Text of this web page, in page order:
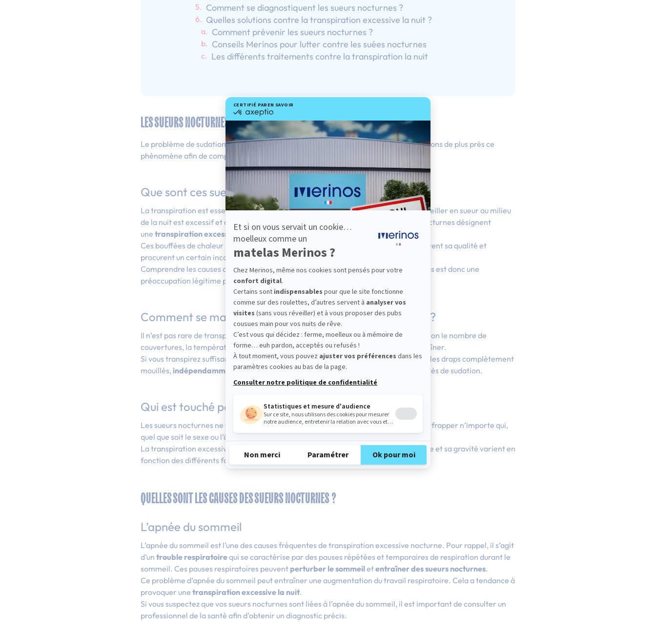
Comment se diagnostiquent les sueurs nocturnes ?
Quelles solutions contre la transpiration excessive la nuit ?
Comment prévenir les sueurs nocturnes ?
Conseils Merinos pour lutter contre les suées nocturnes
Les différents traitements contre la transpiration la nuit
LES SUEURS NOCTURNES : EXPLICATIONS
Le problème de sudation nocturne est beaucoup plus répandu qu’il n’y paraît. Regardons de plus près ce
phénomène afin de comprendre ce que sont ces sueurs.
Que sont ces sueurs nocturnes ?
La transpiration est essentielle pourréguler la température corporelle. Mais se réveiller en sueur au milieu
de la nuit est excessif et dépasse le cadre de la fonction de régulation. Les sueurs nocturnes désignent
une transpiration excessive
qui va au-delà des besoins du dormeur.
Ces bouffées de chaleur interviennent de façon épisodique durant le sommeil, affectent sa qualité et
procurent un certain inconfort.
Comprendre les causes des sueurs nocturnes et rechercher des solutions appropriées est donc une
préoccupation légitime pour beaucoup.
Comment se manifeste la transpiration excessive la nuit ?
Il n’est pas rare de transpirer la nuit. Nous pouvons transpirer un peu ou beaucoup, selon le nombre de
couvertures, la température de la pièce ou même ce que nous avons mangé pour le dîner.
Si vous transpirez suffisamment pour vous réveiller régulièrement avec le pyjama et les draps complètement
mouillés, indépendamment des conditions environnementales , on parle alors d’excès de sudation.
Qui est touché par les sueurs nocturnes ?
Les sueurs nocturnes ne font malheureusement pas de discrimination. Elles peuvent frapper n’importe qui,
quel que soit le sexe ou l’âge de la personne.
La transpiration excessive la nuit peut donc toucher tout le monde, mais sa fréquence et sa gravité varient en
fonction des différents facteurs.
QUELLES SONT LES CAUSES DES SUEURS NOCTURNES ?
L’apnée du sommeil
L’apnée du sommeil est l’une des causes fréquentes de transpiration excessive nocturne. Pour rappel, il s’agit
d’un trouble respiratoirequi se caractérise par des pauses répétées et temporaires de respiration durant le
sommeil. Ces pauses respiratoires peuvent perturber le sommeiletentraîner des sueurs nocturnes.
Ce problème d’apnée du sommeil peut entraîner une augmentation du travail respiratoire. Cela a tendance à
provoquer une transpiration excessive la nuit.
Si vous suspectez que vos sueurs nocturnes sont liées à l’apnée du sommeil, il est important de consulter un
professionnel de la santé afin d’obtenir un diagnostic précis.